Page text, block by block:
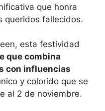
que honra
queridos fallecidos.
esta festividad
que combina
con influencias
y colorido que se
al 2 de noviembre.